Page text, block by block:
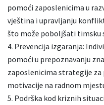
pomoći zaposlenicima u
vještina i upravljanju
što može poboljšati timsku
Prevencija izgaranja:
pomoći u prepoznavanju
zaposlenicima strategije
motivacije na radnom
Podrška kod kriznih